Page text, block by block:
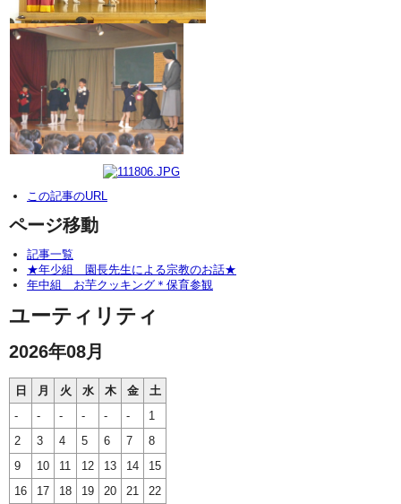
この記事のURL
ページ移動
記事一覧
★年少組 園長先生による宗教のお話★
年中組 お芋クッキング＊保育参観
ユーティリティ
2026年08月
日 月 火 水 木 金
土
-
- - - - -
1
2
3 4 5 6 7
8
9
10 11 12 13 14
15
16
17 18 19 20 21
22